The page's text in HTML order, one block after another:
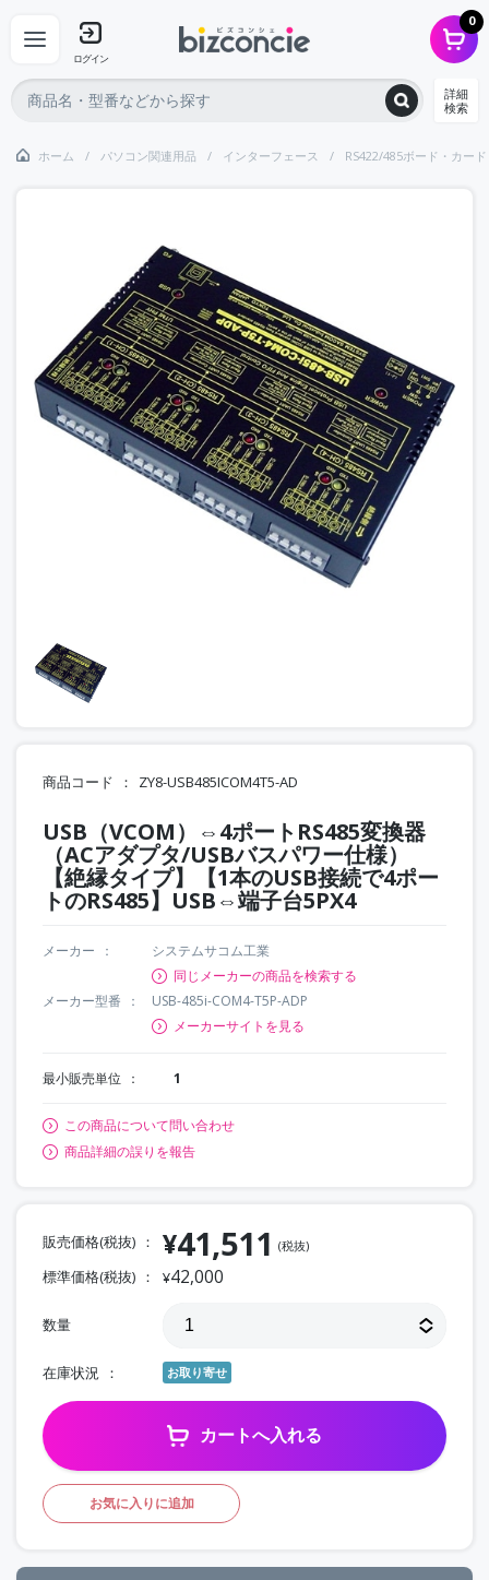
ログイン
0
詳細
検索
ホーム パソコン関連用品 インターフェース RS422/485ボード・カード
商品コード ZY8-USB485ICOM4T5-AD
USB（VCOM）⇔4ポートRS485変換器
（ACアダプタ/USBバスパワー仕様）
【絶縁タイプ】【1本のUSB接続で4ポー
トのRS485】USB⇔端子台5PX4
メーカー
システムサコム工業
同じメーカーの商品を検索する
メーカー型番
USB-485i-COM4-T5P-ADP
メーカーサイトを見る
最小販売単位 1
この商品について問い合わせ
商品詳細の誤りを報告
販売価格(税抜) ¥41,511 (税抜)
標準価格(税抜) ¥42,000
数量
在庫状況 お取り寄せ
カートへ入れる
お気に入りに追加